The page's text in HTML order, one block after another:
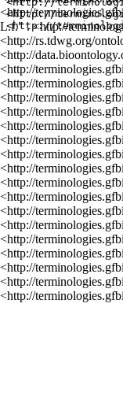
<http://
L.f." . <http://
<http://rs.tdwg.org/
<http://
<http://
<http://
<http://
<http://
<http://
<http://
<http://
<http://
<http://
<http://
<http://
<http://
<http://
<http://
<http://
<http://
<http://
<http://